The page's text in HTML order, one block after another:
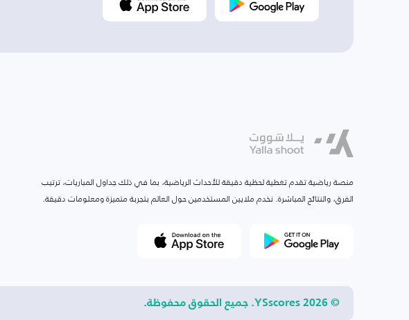
منصة رياضية تقدم تغطية لحظية دقيقة للأحداث الرياضية، بما في ذلك جداول المباريات، ترتيب
الفرق، والنتائج المباشرة. نخدم ملايين المستخدمين حول العالم بتجربة متميزة ومعلومات دقيقة.
© 2026 YSscores. جميع الحقوق محفوظة.